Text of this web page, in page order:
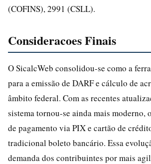
(COFINS), 2991 (CSLL).
Consideracoes Finais
O SicalcWeb consolidou-se como a
para a emissão de DARF e cálculo de
âmbito federal. Com as recentes
sistema tornou-se ainda mais moderno,
de pagamento via PIX e cartão de
tradicional boleto bancário. Essa
demanda dos contribuintes por mais